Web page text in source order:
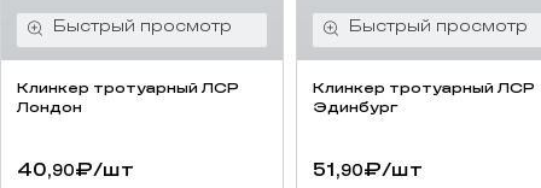
Клинкер тротуарный ЛСР
Лондон
40,90₽/шт
Клинкер тротуарный ЛСР
Эдинбург
51,90₽/шт